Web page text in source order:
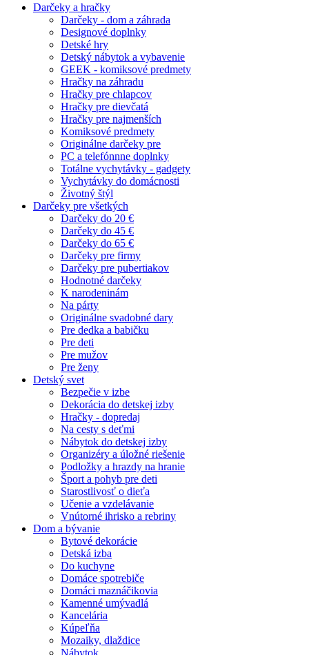
Darčeky a hračky
Darčeky - dom a záhrada
Designové doplnky
Detské hry
Detský nábytok a vybavenie
GEEK - komiksové predmety
Hračky na záhradu
Hračky pre chlapcov
Hračky pre dievčatá
Hračky pre najmenších
Komiksové predmety
Originálne darčeky pre
PC a telefónnne doplnky
Totálne vychytávky - gadgety
Vychytávky do domácnosti
Životný štýl
Darčeky pre všetkých
Darčeky do 20 €
Darčeky do 45 €
Darčeky do 65 €
Darčeky pre firmy
Darčeky pre pubertiakov
Hodnotné darčeky
K narodeninám
Na párty
Originálne svadobné dary
Pre dedka a babičku
Pre deti
Pre mužov
Pre ženy
Detský svet
Bezpečie v izbe
Dekorácia do detskej izby
Hračky - dopredaj
Na cesty s deťmi
Nábytok do detskej izby
Organizéry a úložné riešenie
Podložky a hrazdy na hranie
Šport a pohyb pre deti
Starostlivosť o dieťa
Učenie a vzdelávanie
Vnútorné ihrisko a rebriny
Dom a bývanie
Bytové dekorácie
Detská izba
Do kuchyne
Domáce spotrebiče
Domáci maznáčikovia
Kamenné umývadlá
Kancelária
Kúpeľňa
Mozaiky, dlaždice
Nábytok